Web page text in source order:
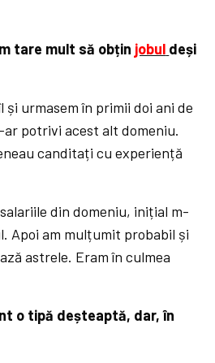
tare mult să obțin jobul deși
urmasem în primii doi ani de
potrivi acest alt domeniu.
canditați cu experiență
din domeniu, inițial m-
Apoi am mulțumit probabil și
astrele. Eram în culmea
o tipă deșteaptă, dar, în